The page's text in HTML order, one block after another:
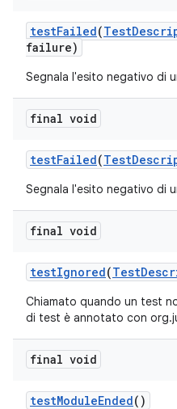
testFailed(Test
failure)
Segnala l'esito negativo di
final void
testFailed(Test
Segnala l'esito negativo di
final void
testIgnored(Test
Chiamato quando un test
di test è annotato con
final void
testModuleEnded()